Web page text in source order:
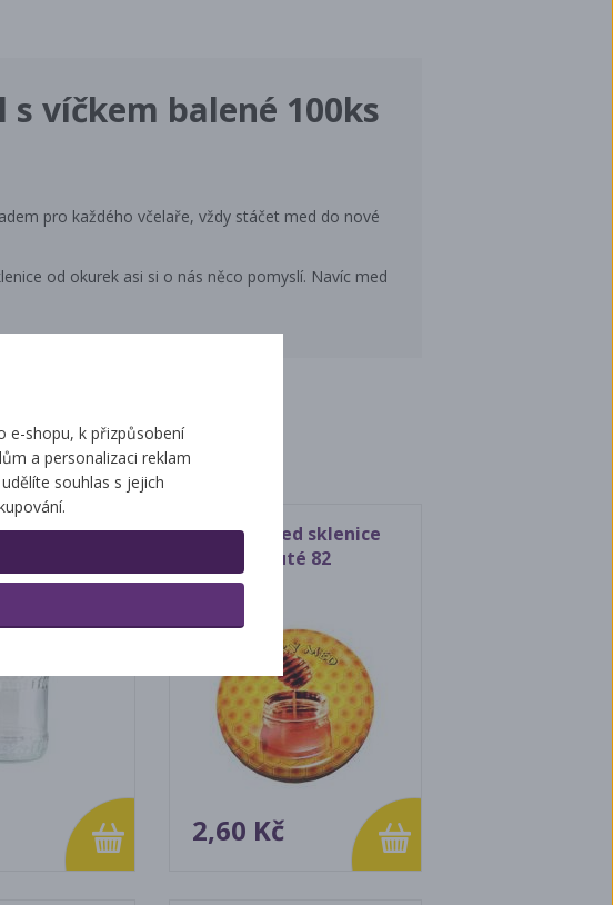
víčkem balené 100ks
pro každého včelaře, vždy stáčet med do nové
od okurek asi si o nás něco pomyslí. Navíc med
zboží
360 ml
Víčko med sklenice
žluté 82
2,60 Kč
e-shopu, k přizpůsobení
a personalizaci reklam
souhlas s jejich